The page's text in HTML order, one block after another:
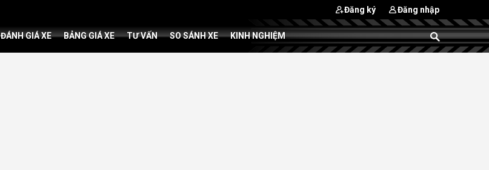
Đăng ký Đăng nhập
ĐÁNH GIÁ XE BẢNG GIÁ XE TƯ VẤN SO SÁNH XE KINH NGHIỆM